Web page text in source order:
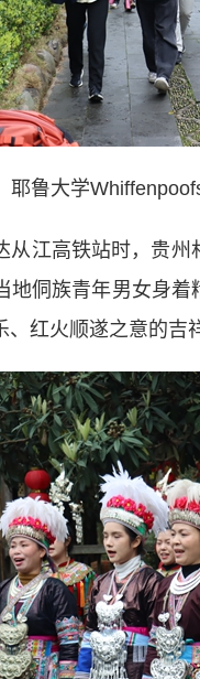
耶鲁大学
江高铁站时，贵州
侗族青年男女身着
红火顺遂之意的吉